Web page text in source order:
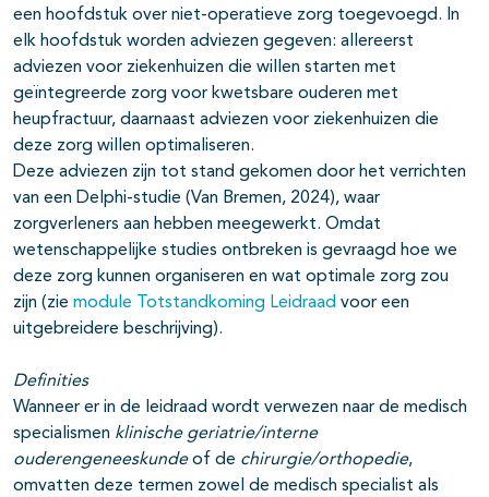
een hoofdstuk over niet-operatieve zorg toegevoegd. In
elk hoofdstuk worden adviezen gegeven: allereerst
adviezen voor ziekenhuizen die willen starten met
geïntegreerde zorg voor kwetsbare ouderen met
heupfractuur, daarnaast adviezen voor ziekenhuizen die
deze zorg willen optimaliseren.
Deze adviezen zijn tot stand gekomen door het verrichten
van een Delphi-studie (Van Bremen, 2024), waar
zorgverleners aan hebben meegewerkt. Omdat
wetenschappelijke studies ontbreken is gevraagd hoe we
deze zorg kunnen organiseren en wat optimale zorg zou
zijn (zie module Totstandkoming Leidraad voor een
uitgebreidere beschrijving).
Definities
Wanneer er in de leidraad wordt verwezen naar de medisch
specialismen klinische geriatrie/interne
ouderengeneeskundeof de chirurgie/orthopedie,
omvatten deze termen zowel de medisch specialist als